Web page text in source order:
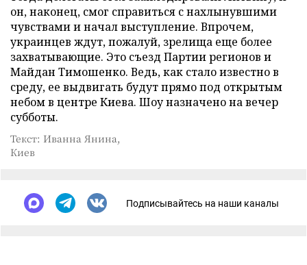
он, наконец, смог справиться с нахлынувшими
чувствами и начал выступление. Впрочем,
украинцев ждут, пожалуй, зрелища еще более
захватывающие. Это съезд Партии регионов и
Майдан Тимошенко. Ведь, как стало известно в
среду, ее выдвигать будут прямо под открытым
небом в центре Киева. Шоу назначено на вечер
субботы.
Текст: Иванна Янина,
Киев
Подписывайтесь на наши каналы